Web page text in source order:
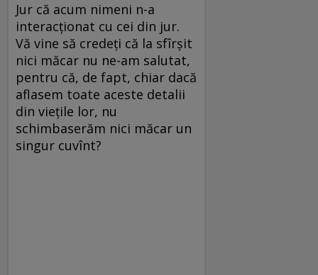
Jur că acum nimeni n-a
interacţionat cu cei din jur.
Vă vine să credeţi că la sfîrşit
nici măcar nu ne-am salutat,
pentru că, de fapt, chiar dacă
aflasem toate aceste detalii
din vieţile lor, nu
schimbaserăm nici măcar un
singur cuvînt?